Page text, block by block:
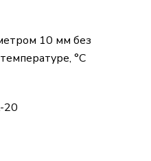
10 мм без
°С
20